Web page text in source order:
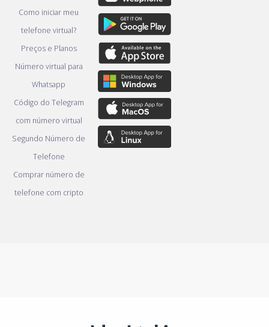
Como iniciar meu
telefone virtual?
Preços e Planos
Número virtual para
Whatsapp
Código do Telegram
com número virtual
Segundo Número de
Telefone
Comprar número de
telefone com cripto